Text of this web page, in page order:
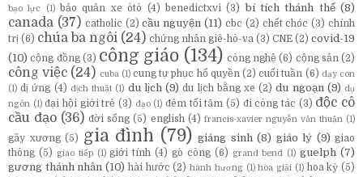
bạo lực (1) bảo quản xe ôtô (4) benedictxvi (3) bí tích thánh thể (8)
canada (37) catholic (2) cầu nguyện (11) cbc (2) chết chóc (3) chính
trị (6) chúa ba ngôi (24) chứng nhân giê-hô-va (3) CNE (2) covid-19
(10) cộng đồng (3) công giáo (134) công nghệ (6) cộng sản (2)
công việc (24) cuba (1) cung tự phục hổ quyền (2) cuối tuần (6) dạy con
(1) dị ứng (4) dịch thuật (1) du lịch (9) du lịch bằng xe (2) du ngoạn (9) dụ
ngôn (1) đại hội giới trẻ (3) đạo (1) đêm tối tăm (5) đi công tác (3) độc cô
cầu đạo (36) đời sống (5) english (4) francis-xavier nguyễn văn thuận (1)
gãy xương (5) gia đình (79) giáng sinh (8) giáo lý (9) giao
thông (5) giao tiếp (1) giới tính (4) gò công (6) grand bend (1) guelph (7)
gương thánh nhân (10) hài hước (2) hành hương (1) hòa giải (1) hoa kỳ (5)